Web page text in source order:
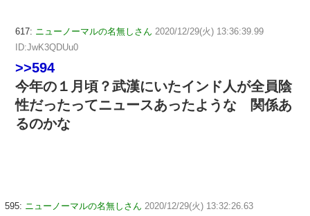
617: ニューノーマルの名無しさん 2020/12/29(火) 13:36:39.99
ID:JwK3QDUu0
>>594
今年の１月頃？武漢にいたインド人が全員陰
性だったってニュースあったような 関係あ
るのかな
595: ニューノーマルの名無しさん 2020/12/29(火) 13:32:26.63